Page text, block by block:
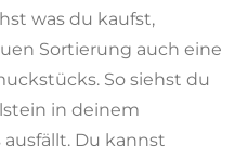
was du kaufst,
Sortierung auch eine
So siehst du
in deinem
Du kannst